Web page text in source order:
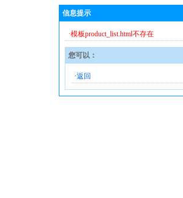
信息提示
·模板product_list.html不存在
您可以：
·返回